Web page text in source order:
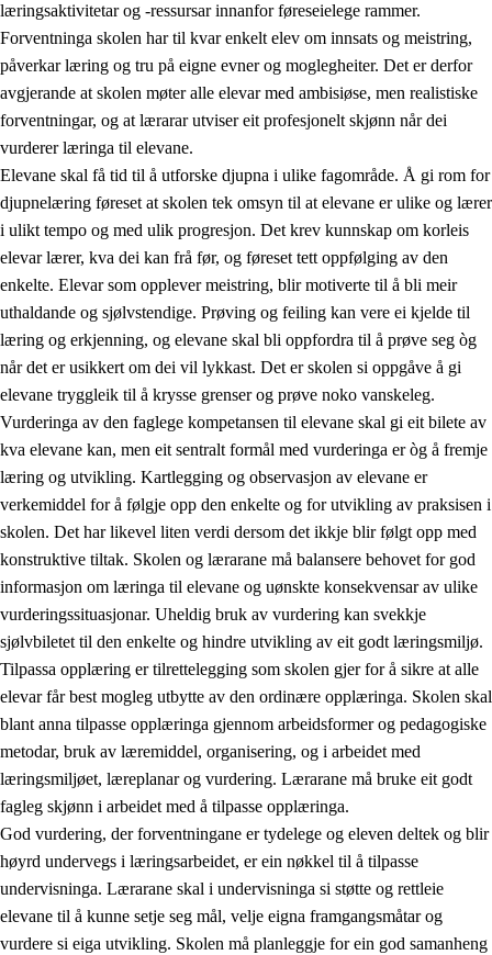
3.1 Eit inkluderande læringsmiljø
3.2 Undervisning og tilpassa opplæring
3.3 Samarbeid mellom heim og skole
3.4 Opplæring i lærebedrift og arbeidsliv
3.5 Profesjonsfellesskap og skoleutvikling
læringsaktivitetar og -ressursar innanfor føreseielege rammer.
Forventninga skolen har til kvar enkelt elev om innsats og meistring,
påverkar læring og tru på eigne evner og moglegheiter. Det er derfor
avgjerande at skolen møter alle elevar med ambisiøse, men realistiske
forventningar, og at lærarar utviser eit profesjonelt skjønn når dei
vurderer læringa til elevane.
Elevane skal få tid til å utforske djupna i ulike fagområde. Å gi rom for
djupnelæring føreset at skolen tek omsyn til at elevane er ulike og lærer
i ulikt tempo og med ulik progresjon. Det krev kunnskap om korleis
elevar lærer, kva dei kan frå før, og føreset tett oppfølging av den
enkelte. Elevar som opplever meistring, blir motiverte til å bli meir
uthaldande og sjølvstendige. Prøving og feiling kan vere ei kjelde til
læring og erkjenning, og elevane skal bli oppfordra til å prøve seg òg
når det er usikkert om dei vil lykkast. Det er skolen si oppgåve å gi
elevane tryggleik til å krysse grenser og prøve noko vanskeleg.
Vurderinga av den faglege kompetansen til elevane skal gi eit bilete av
kva elevane kan, men eit sentralt formål med vurderinga er òg å fremje
læring og utvikling. Kartlegging og observasjon av elevane er
verkemiddel for å følgje opp den enkelte og for utvikling av praksisen i
skolen. Det har likevel liten verdi dersom det ikkje blir følgt opp med
konstruktive tiltak. Skolen og lærarane må balansere behovet for god
informasjon om læringa til elevane og uønskte konsekvensar av ulike
vurderingssituasjonar. Uheldig bruk av vurdering kan svekkje
sjølvbiletet til den enkelte og hindre utvikling av eit godt læringsmiljø.
Tilpassa opplæring er tilrettelegging som skolen gjer for å sikre at alle
elevar får best mogleg utbytte av den ordinære opplæringa. Skolen skal
blant anna tilpasse opplæringa gjennom arbeidsformer og pedagogiske
metodar, bruk av læremiddel, organisering, og i arbeidet med
læringsmiljøet, læreplanar og vurdering. Lærarane må bruke eit godt
fagleg skjønn i arbeidet med å tilpasse opplæringa.
God vurdering, der forventningane er tydelege og eleven deltek og blir
høyrd undervegs i læringsarbeidet, er ein nøkkel til å tilpasse
undervisninga. Lærarane skal i undervisninga si støtte og rettleie
elevane til å kunne setje seg mål, velje eigna framgangsmåtar og
vurdere si eiga utvikling. Skolen må planleggje for ein god samanheng